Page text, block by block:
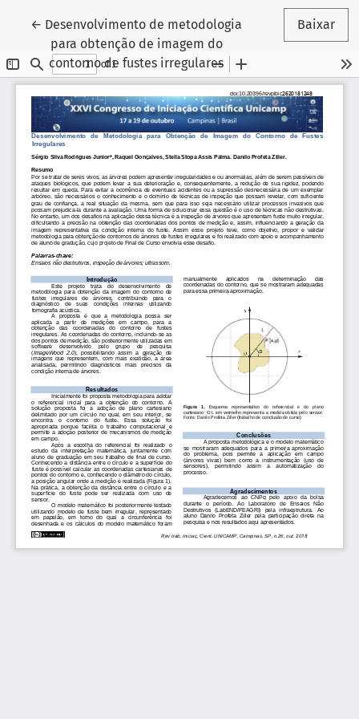
← Voltar aos Detalhes do Artigo
Desenvolvimento de metodologia
para obtenção de imagem do
contorno de fustes irregulares
Baixar